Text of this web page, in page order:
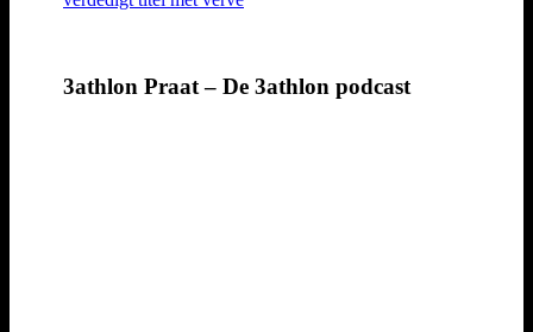
3athlon Praat – De 3athlon podcast